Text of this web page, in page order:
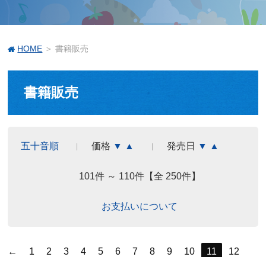
HOME ＞ 書籍販売
書籍販売
五十音順 価格 ▼ ▲ 発売日 ▼ ▲
101件 ～ 110件【全 250件】
お支払いについて
← 1 2 3 4 5 6 7 8 9 10 11
12